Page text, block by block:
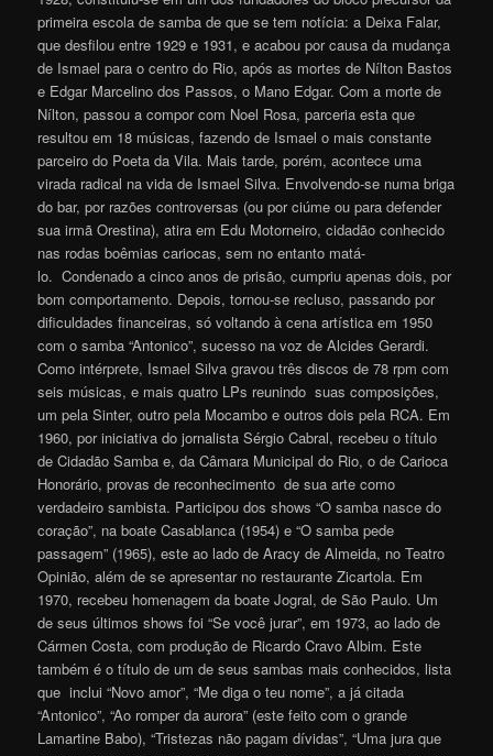
primeira escola de samba de que se tem notícia: a Deixa Falar,
que desfilou entre 1929 e 1931, e acabou por causa da mudança
de Ismael para o centro do Rio, após as mortes de Nílton Bastos
e Edgar Marcelino dos Passos, o Mano Edgar. Com a morte de
Nílton, passou a compor com Noel Rosa, parceria esta que
resultou em 18 músicas, fazendo de Ismael o mais constante
parceiro do Poeta da Vila. Mais tarde, porém, acontece uma
virada radical na vida de Ismael Silva. Envolvendo-se numa briga
do bar, por razões controversas (ou por ciúme ou para defender
sua irmã Orestina), atira em Edu Motorneiro, cidadão conhecido
nas rodas boêmias cariocas, sem no entanto matá-
lo. Condenado a cinco anos de prisão, cumpriu apenas dois, por
bom comportamento. Depois, tornou-se recluso, passando por
dificuldades financeiras, só voltando à cena artística em 1950
com o samba “Antonico”, sucesso na voz de Alcides Gerardi.
Como intérprete, Ismael Silva gravou três discos de 78 rpm com
seis músicas, e mais quatro LPs reunindo suas composições,
um pela Sinter, outro pela Mocambo e outros dois pela RCA. Em
1960, por iniciativa do jornalista Sérgio Cabral, recebeu o título
de Cidadão Samba e, da Câmara Municipal do Rio, o de Carioca
Honorário, provas de reconhecimento de sua arte como
verdadeiro sambista. Participou dos shows “O samba nasce do
coração”, na boate Casablanca (1954) e “O samba pede
passagem” (1965), este ao lado de Aracy de Almeida, no Teatro
Opinião, além de se apresentar no restaurante Zicartola. Em
1970, recebeu homenagem da boate Jogral, de São Paulo. Um
de seus últimos shows foi “Se você jurar”, em 1973, ao lado de
Cármen Costa, com produção de Ricardo Cravo Albim. Este
também é o título de um de seus sambas mais conhecidos, lista
que inclui “Novo amor”, “Me diga o teu nome”, a já citada
“Antonico”, “Ao romper da aurora” (este feito com o grande
Lamartine Babo), “Tristezas não pagam dívidas”, “Uma jura que